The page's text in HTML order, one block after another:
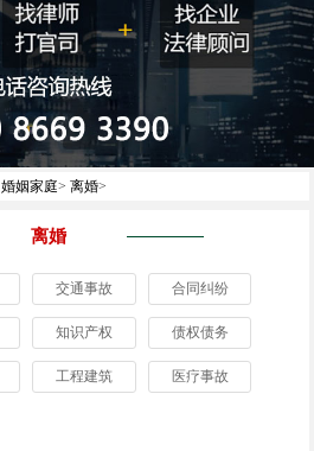
婚姻家庭> 离婚>
离婚
交通事故 合同纠纷
知识产权 债权债务
工程建筑 医疗事故